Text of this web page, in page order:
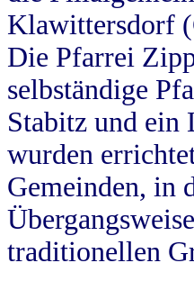
Klawittersdorf
Die Pfarrei
selbständige
Stabitz und
wurden
Gemeinden, in
traditionellen